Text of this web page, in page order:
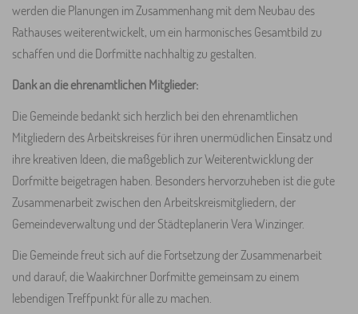
werden die Planungen im Zusammenhang mit dem Neubau des
Rathauses weiterentwickelt, um ein harmonisches Gesamtbild zu
schaffen und die Dorfmitte nachhaltig zu gestalten.
Dank an die ehrenamtlichen Mitglieder:
Die Gemeinde bedankt sich herzlich bei den ehrenamtlichen
Mitgliedern des Arbeitskreises für ihren unermüdlichen Einsatz und
ihre kreativen Ideen, die maßgeblich zur Weiterentwicklung der
Dorfmitte beigetragen haben. Besonders hervorzuheben ist die gute
Zusammenarbeit zwischen den Arbeitskreismitgliedern, der
Gemeindeverwaltung und der Städteplanerin Vera Winzinger.
Die Gemeinde freut sich auf die Fortsetzung der Zusammenarbeit
und darauf, die Waakirchner Dorfmitte gemeinsam zu einem
lebendigen Treffpunkt für alle zu machen.